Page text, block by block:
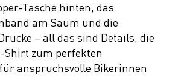
Tasche hinten, das
am Saum und die
– all das sind Details, die
Shirt zum perfekten
anspruchsvolle Bikerinnen